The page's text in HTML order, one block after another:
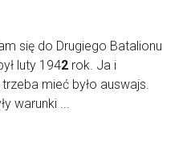
się do Drugiego Batalionu
luty 1942 rok. Ja i
mieć było auswajs.
warunki ...